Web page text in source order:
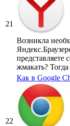
21
Возникла
представляете
жмакать?
22
Как в Google